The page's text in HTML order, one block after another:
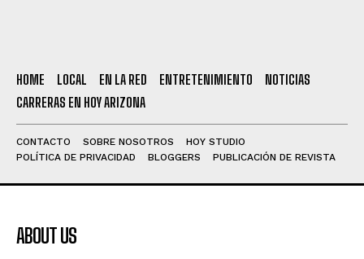
HOME LOCAL EN LA RED ENTRETENIMIENTO
NOTICIAS
CARRERAS EN HOY ARIZONA
CONTACTO SOBRE NOSOTROS
HOY STUDIO
POLÍTICA DE PRIVACIDAD
BLOGGERS PUBLICACIÓN DE REVISTA
ABOUT US